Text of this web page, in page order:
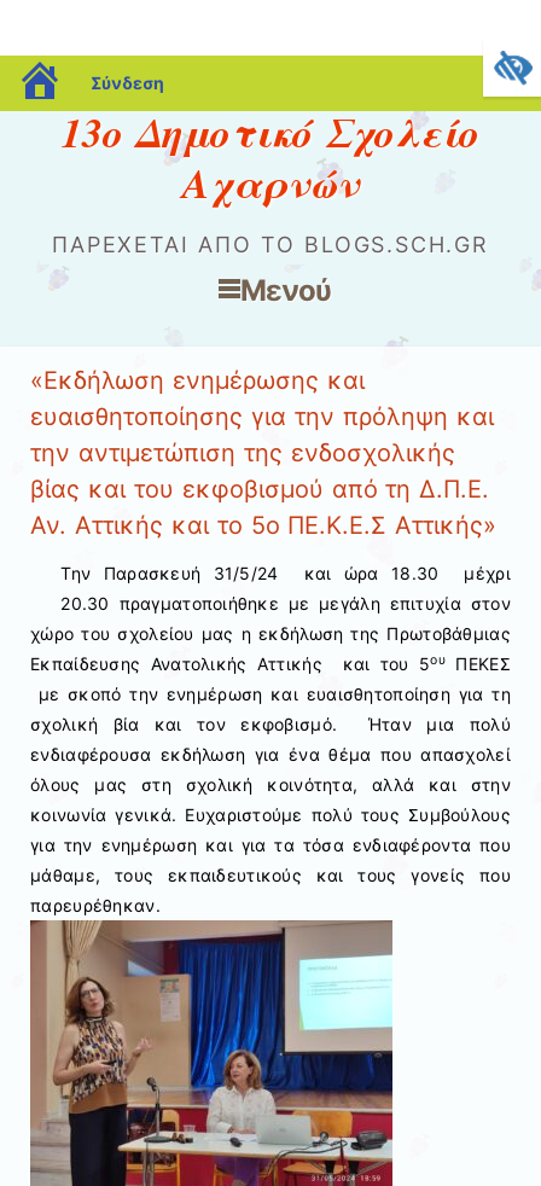
blogs.sch.gr
Σύνδεση
13ο Δημοτικό Σχολείο
Αχαρνών
ΠΑΡΈΧΕΤΑΙ ΑΠΌ ΤΟ BLOGS.SCH.GR
Μενού
«Εκδήλωση ενημέρωσης και
ευαισθητοποίησης για την πρόληψη και
την αντιμετώπιση της ενδοσχολικής
βίας και του εκφοβισμού από τη Δ.Π.Ε.
Αν. Αττικής και το 5ο ΠΕ.Κ.Ε.Σ Αττικής»
Την Παρασκευή 31/5/24 και ώρα 18.30 μέχρι
20.30 πραγματοποιήθηκε με μεγάλη επιτυχία στον
χώρο του σχολείου μας η εκδήλωση της Πρωτοβάθμιας
Εκπαίδευσης Ανατολικής Αττικής και του 5ουΠΕΚΕΣ
με σκοπό την ενημέρωση και ευαισθητοποίηση για τη
σχολική βία και τον εκφοβισμό. Ήταν μια πολύ
ενδιαφέρουσα εκδήλωση για ένα θέμα που απασχολεί
όλους μας στη σχολική κοινότητα, αλλά και στην
κοινωνία γενικά. Ευχαριστούμε πολύ τους Συμβούλους
για την ενημέρωση και για τα τόσα ενδιαφέροντα που
μάθαμε, τους εκπαιδευτικούς και τους γονείς που
παρευρέθηκαν.